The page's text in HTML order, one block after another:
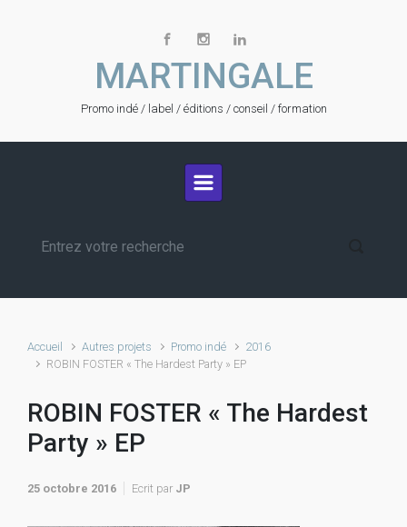
MARTINGALE
Promo indé / label / éditions / conseil / formation
Accueil Autres projets Promo indé
2016
ROBIN FOSTER « The Hardest Party » EP
ROBIN FOSTER « The Hardest
Party » EP
25 octobre 2016 Ecrit par JP